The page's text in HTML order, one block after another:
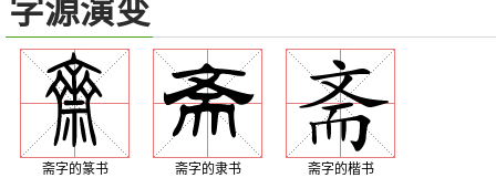
字源演变
斋字的篆书 斋字的隶书 斋字的楷书